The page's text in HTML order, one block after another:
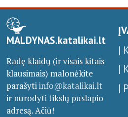
MALDYNAS.katalikai.lt
Radę klaidų (ir visais kitais
klausimais) malonėkite
parašytiinfo@katalikai.lt
ir nurodyti tikslų puslapio
adresą. Ačiū!
|
|
|